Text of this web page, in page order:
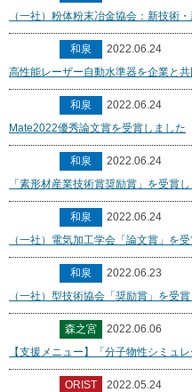
（一社）粉体粉末冶金協会：新技術
和泉
2022.06.24
高性能レーザー自動水準器を企業と
和泉
2022.06.24
Mate2022優秀論文賞を受賞しました
和泉
2022.06.24
「素形材産業技術賞奨励賞」を受賞
和泉
2022.06.24
（一社）電気加工学会「論文賞」を
和泉
2022.06.23
（一社）型技術協会「奨励賞」を受
森之宮
2022.06.06
【支援メニュー】「分子物性シミュ
ORIST
2022.05.24